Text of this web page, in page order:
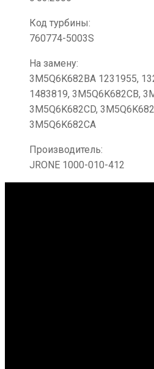
Код турбины:
760774-5003S
На замену:
3M5Q6K682BA 1231955,
1483819, 3M5Q6K682CB,
3M5Q6K682CD,
3M5Q6K682CA
Производитель:
JRONE 1000-010-412